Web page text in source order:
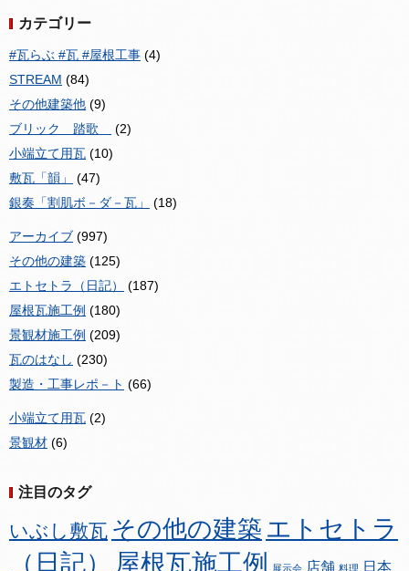
カテゴリー
#瓦らぶ #瓦 #屋根工事 (4)
STREAM (84)
その他建築他 (9)
ブリック 踏歌
(2)
小端立て用瓦 (10)
敷瓦「韻」
(47)
銀奏「割肌ボ－ダ－瓦」
(18)
アーカイブ (997)
その他の建築 (125)
エトセトラ（日記）
(187)
屋根瓦施工例 (180)
景観材施工例 (209)
瓦のはなし (230)
製造・工事レポ－ト (66)
小端立て用瓦 (2)
景観材 (6)
注目のタグ
いぶし敷瓦 その他の建築 エトセトラ
（日記）
屋根瓦施工例 展示会 店舗 料理 日本